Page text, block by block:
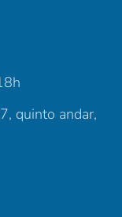
quinto andar,